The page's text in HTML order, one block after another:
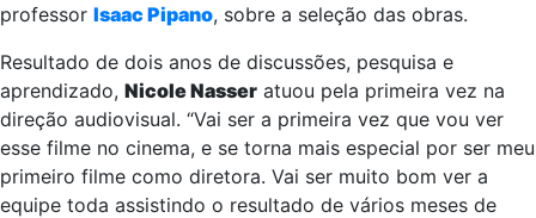
professor Isaac Pipano, sobre a seleção das obras.
Resultado de dois anos de discussões, pesquisa e
aprendizado, Nicole Nasser atuou pela primeira vez na
direção audiovisual. “Vai ser a primeira vez que vou ver
esse filme no cinema, e se torna mais especial por ser meu
primeiro filme como diretora. Vai ser muito bom ver a
equipe toda assistindo o resultado de vários meses de